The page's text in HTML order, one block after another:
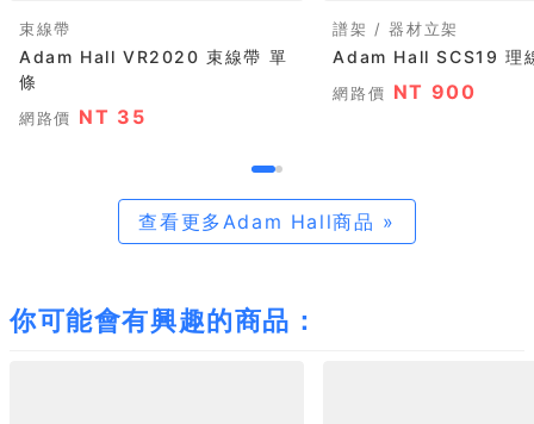
束線帶
Adam Hall VR2020 束線帶 單
條
網路價 NT 35
譜架 / 器材立架
Adam Hall SCS19 理
網路價 NT 900
查看更多Adam Hall商品 »
你可能會有興趣的商品：